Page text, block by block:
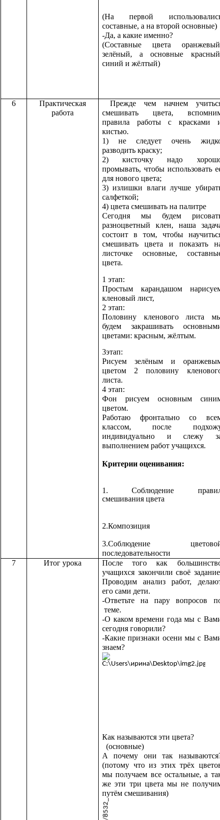
(На первой
составные, а на второй основные)
-Да, а какие именно?
(Составные цвета
зелёный, а основные
синий и жёлтый)
6
Практическая
работа
Прежде чем начнем
смешивать цвета,
правила работы с красками
кистью.
1) не следует очень
разводить краску;
2) кисточку надо
промывать, чтобы использовать
для нового цвета;
3) излишки влаги лучше
салфеткой;
4) цвета смешивать на палитре
Сегодня мы будем
разноцветный клен, наша
состоит в том, чтобы
смешивать цвета и показать
листочке основные,
цвета.
1 этап:
Простым карандашом
кленовый лист,
2 этап:
Половину кленового листа
будем закрашивать
цветами: красным, жёлтым.
3этап:
Рисуем зелёным и
цветом 2 половину
листа.
4 этап:
Фон рисуем основным
цветом.
Работаю фронтально со
классом, после
индивидуально и слежу
выполнением работ учащихся.
Критерии оценивания:
1. Соблюдение
смешивания цвета
2.Композиция
3.Соблюдение
последовательности
7
Итог урока
После того как
учащихся закончили своё
Проводим анализ работ,
его сами дети.
-Ответьте на пару вопросов
теме.
-О каком времени года мы с
сегодня говорили?
-Какие признаки осени мы с
знаем?
Как называются эти цвета?
(основные)
А почему они так
(потому что из этих трёх
мы получаем все остальные, а
же эти три цвета мы не
путём смешивания)